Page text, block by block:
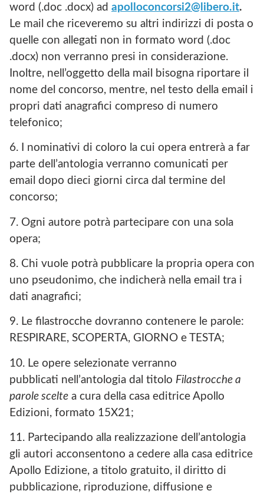
word (.doc .docx) ad apolloconcorsi2@libero.it.
Le mail che riceveremo su altri indirizzi di posta o
quelle con allegati non in formato word (.doc
.docx) non verranno presi in considerazione.
Inoltre, nell’oggetto della mail bisogna riportare il
nome del concorso, mentre, nel testo della email i
propri dati anagrafici compreso di numero
telefonico;
6. I nominativi di coloro la cui opera entrerà a far
parte dell’antologia verranno comunicati per
email dopo dieci giorni circa dal termine del
concorso;
7. Ogni autore potrà partecipare con una sola
opera;
8. Chi vuole potrà pubblicare la propria opera con
uno pseudonimo, che indicherà nella email tra i
dati anagrafici;
9. Le filastrocche dovranno contenere le parole:
RESPIRARE, SCOPERTA, GIORNO e TESTA;
10. Le opere selezionate verranno
pubblicati nell’antologia dal titolo Filastrocche a
parole scelte a cura della casa editrice Apollo
Edizioni, formato 15X21;
11. Partecipando alla realizzazione dell’antologia
gli autori acconsentono a cedere alla casa editrice
Apollo Edizione, a titolo gratuito, il diritto di
pubblicazione, riproduzione, diffusione e